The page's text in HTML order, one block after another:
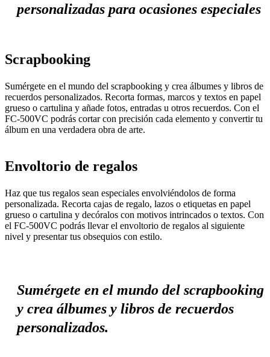
personalizadas para ocasiones especiales
Scrapbooking
Sumérgete en el mundo del scrapbooking y crea álbumes y libros de
recuerdos personalizados. Recorta formas, marcos y textos en papel
grueso o cartulina y añade fotos, entradas u otros recuerdos. Con el
FC-500VC podrás cortar con precisión cada elemento y convertir tu
álbum en una verdadera obra de arte.
Envoltorio de regalos
Haz que tus regalos sean especiales envolviéndolos de forma
personalizada. Recorta cajas de regalo, lazos o etiquetas en papel
grueso o cartulina y decóralos con motivos intrincados o textos. Con
el FC-500VC podrás llevar el envoltorio de regalos al siguiente
nivel y presentar tus obsequios con estilo.
Sumérgete en el mundo del scrapbooking
y crea álbumes y libros de recuerdos
personalizados.